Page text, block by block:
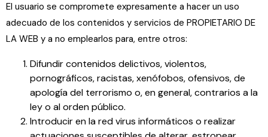
El usuario se compromete expresamente a hacer un uso
adecuado de los contenidos y servicios de PROPIETARIO DE
LA WEB y a no emplearlos para, entre otros:
Difundir contenidos delictivos, violentos,
pornográficos, racistas, xenófobos, ofensivos, de
apología del terrorismo o, en general, contrarios a la
ley o al orden público.
Introducir en la red virus informáticos o realizar